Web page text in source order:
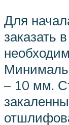
Для
заказать
– 10 мм.